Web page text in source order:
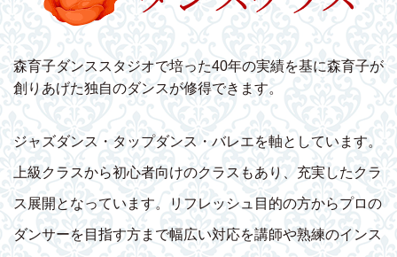
森育子ダンススタジオで培った40年の実績を基に森育子が
創りあげた独自のダンスが修得できます。
ジャズダンス・タップダンス・バレエを軸としています。
上級クラスから初心者向けのクラスもあり、充実したクラ
ス展開となっています。リフレッシュ目的の方からプロの
ダンサーを目指す方まで幅広い対応を講師や熟練のインス